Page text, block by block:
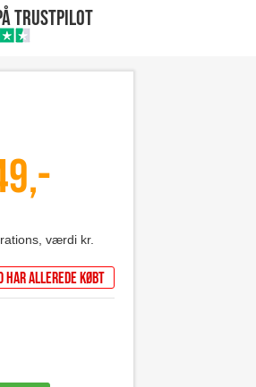
TRUSTPILOT
værdi kr.
har allerede købt